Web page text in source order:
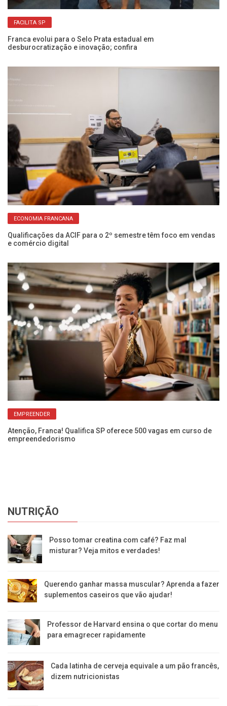
FACILITA SP
Franca evolui para o Selo Prata estadual em
desburocratização e inovação; confira
ECONOMIA FRANCANA
Qualificações da ACIF para o 2º semestre têm foco em vendas
e comércio digital
EMPREENDER
Atenção, Franca! Qualifica SP oferece 500 vagas em curso de
empreendedorismo
NUTRIÇÃO
Posso tomar creatina com café? Faz mal
misturar? Veja mitos e verdades!
Querendo ganhar massa muscular? Aprenda a fazer
suplementos caseiros que vão ajudar!
Professor de Harvard ensina o que cortar do menu
para emagrecer rapidamente
Cada latinha de cerveja equivale a um pão francês,
dizem nutricionistas